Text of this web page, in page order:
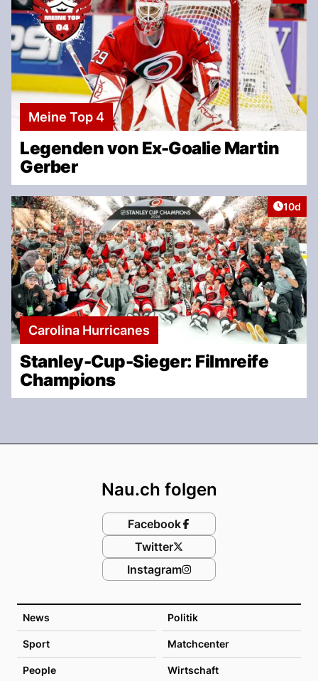
Meine Top 4
Legenden von Ex-Goalie Martin
Gerber
Artikel
10d
Carolina Hurricanes
Stanley-Cup-Sieger: Filmreife
Champions
News Politik
Sport Matchcenter
People Wirtschaft
Nau.ch folgen
Facebook
Twitter
Instagram